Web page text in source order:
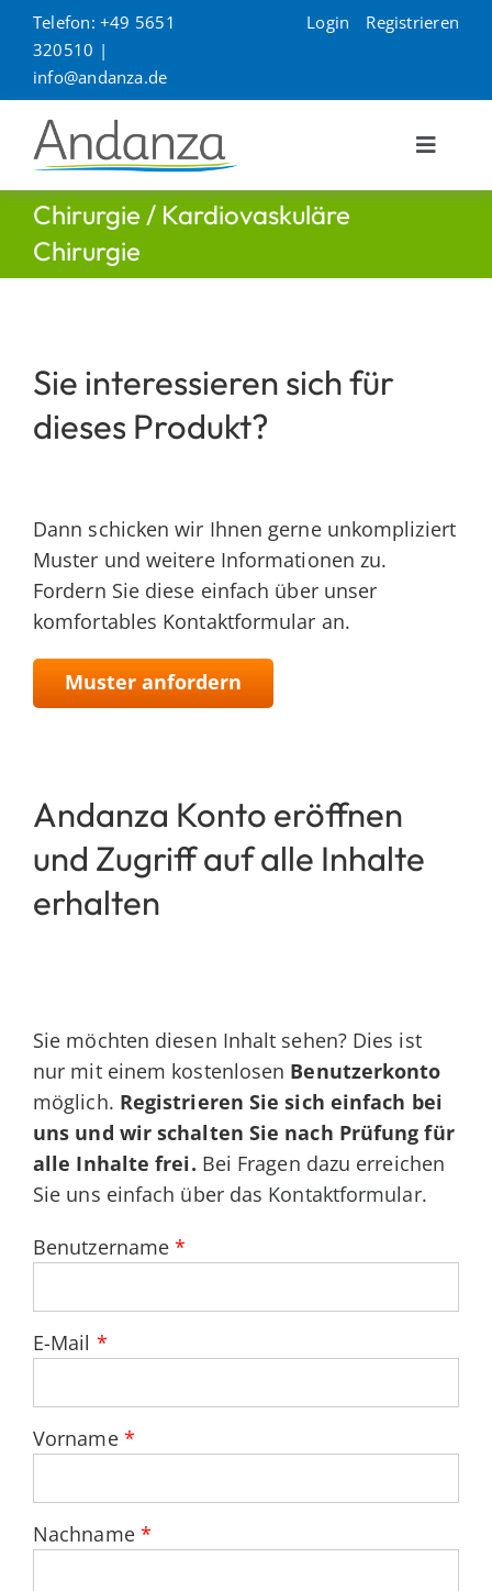
Zum
Inhalt
springen
Telefon: +49 5651
320510 |
info@andanza.de
Login Registrieren
Toggle
Unternehmen
Produkte
Service
Chirurgie / Kardiovaskuläre
Chirurgie
Sie interessieren sich für
dieses Produkt?
Dann schicken wir Ihnen gerne unkompliziert
Muster und weitere Informationen zu.
Fordern Sie diese einfach über unser
komfortables Kontaktformular an.
Muster anfordern
Andanza Konto eröffnen
und Zugriff auf alle Inhalte
erhalten
Sie möchten diesen Inhalt sehen? Dies ist
nur mit einem kostenlosen Benutzerkonto
möglich. Registrieren Sie sich einfach bei
uns und wir schalten Sie nach Prüfung für
alle Inhalte frei. Bei Fragen dazu erreichen
Sie uns einfach über das Kontaktformular.
Benutzername *
E-Mail *
Vorname *
Nachname *